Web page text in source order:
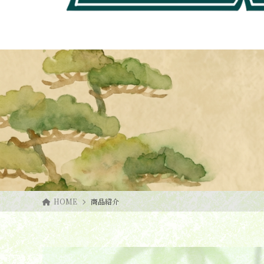
HOME 商品紹介